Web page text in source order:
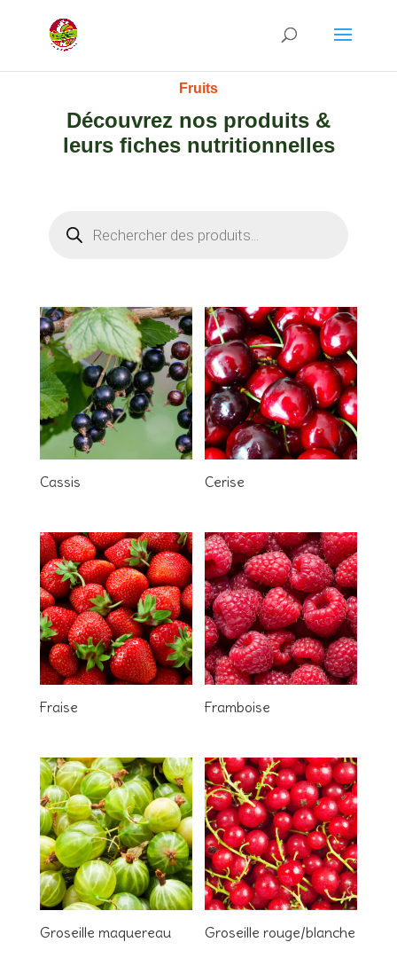
Recherche
produits
Fruits
Découvrez nos produits &
leurs fiches nutritionnelles
produits
Cassis Cerise
Fraise Framboise
Groseille maquereau Groseille rouge/blanche